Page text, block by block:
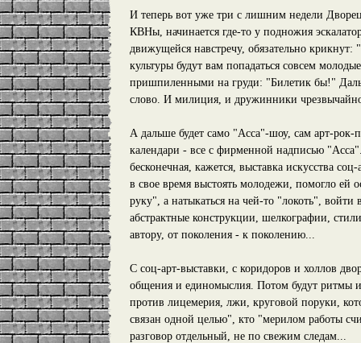
И теперь вот уже три с лишним недели
КВНы, начинается где-то у подножия
движущейся навстречу, обязательно
культуры будут вам попадаться совсем
пришпиленными на груди: "Билетик бы!"
слово. И милиция, и дружинники
А дальше будет само "Асса"-шоу, сам арт-рок-
календари - все с фирменной надписью
бесконечная, кажется, выставка искусства
в свое время выстоять молодежи, помогло ей
руку", а натыкаться на чей-то "локоть",
абстрактные конструкции, шелкографии,
автору, от поколения - к поколению...
С соц-арт-выставки, с коридоров и холлов
общения и единомыслия. Потом будут ритмы
против лицемерия, лжи, круговой поруки,
связан одной целью", кто "мерилом работы
разговор отдельный, не по свежим следам...